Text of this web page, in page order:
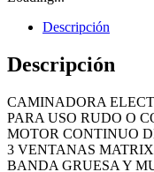
Descripción
Descripción
CAMINADORA
PARA USO RUDO O
MOTOR CONTINUO
3 VENTANAS
BANDA GRUESA Y